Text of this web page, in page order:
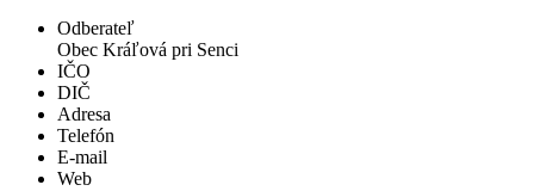
Odberateľ
Obec Kráľová pri Senci
IČO
DIČ
Adresa
Telefón
E-mail
Web